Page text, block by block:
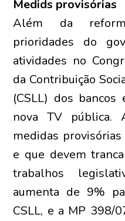
Medids provisórias
Além da
prioridades do
atividades no
da Contribuição
(CSLL) dos bancos
nova TV pública.
medidas
e que devem
trabalhos
aumenta de 9%
CSLL, e a MP 398/